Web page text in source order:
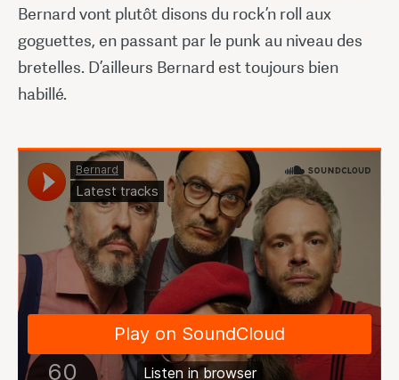
Bernard vont plutôt disons du rock’n roll aux
goguettes, en passant par le punk au niveau des
bretelles. D’ailleurs Bernard est toujours bien
habillé.